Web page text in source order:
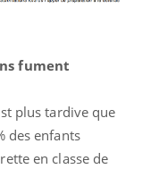
fument
plus tardive que
des enfants
en classe de